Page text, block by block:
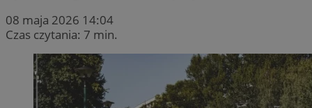
08 maja 2026 14:04
Czas czytania: 7 min.